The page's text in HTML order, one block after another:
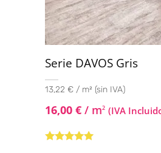
Serie DAVOS Gris
13,22 € / m² (sin IVA)
16,00 € / m2 (IVA